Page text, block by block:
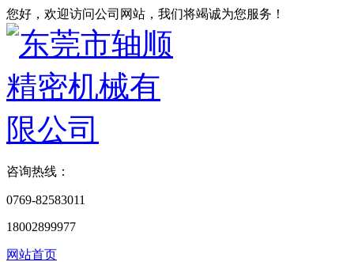
您好，欢迎访问公司网站，我们将竭诚为您服务！
咨询热线：
0769-82583011
18002899977
网站首页